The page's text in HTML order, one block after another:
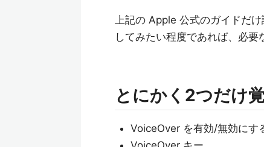
上記の Apple 公式のガイドだ
してみたい程度であれば、必要
とにかく2つだけ
VoiceOver を有効/無効にす